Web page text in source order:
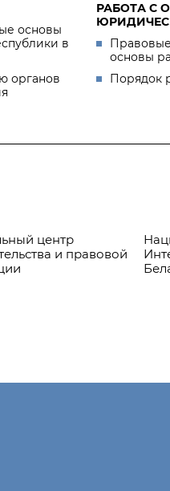
основы
в
органов
РАБОТА С
основы
Порядок
центр
и правовой